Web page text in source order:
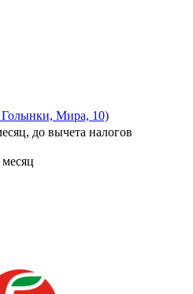
Мира, 10)
до вычета налогов